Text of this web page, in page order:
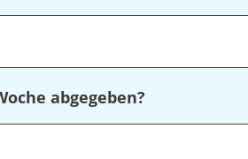
abgegeben?